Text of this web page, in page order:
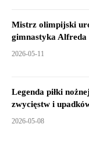
Mistrz olimpijski
gimnastyka Alfreda
2026-05-11
Legenda piłki
zwycięstw i
2026-05-08